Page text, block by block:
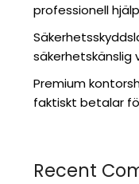
professionell hjälp
säkerhetskänslig
Premium
faktiskt betalar
Recent